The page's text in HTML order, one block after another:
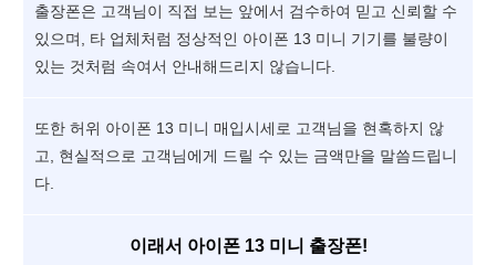
출장폰은 고객님이 직접 보는 앞에서 검수하여 믿고 신뢰할 수
있으며, 타 업체처럼 정상적인 아이폰 13 미니 기기를 불량이
있는 것처럼 속여서 안내해드리지 않습니다.
또한 허위 아이폰 13 미니 매입시세로 고객님을 현혹하지 않
고, 현실적으로 고객님에게 드릴 수 있는 금액만을 말씀드립니
다.
이래서 아이폰 13 미니 출장폰!